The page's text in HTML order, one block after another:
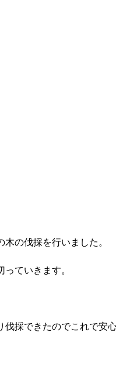
の伐採を行いました。
ていきます。
採できたのでこれで安